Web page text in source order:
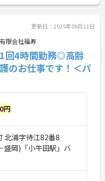
更新日：2025年09月11日
有限会社福寿
1回4時間勤務◎高齢
のお仕事です！＜パ
円
北浦字待江82番8
盛岡)「小牛田駅」バ